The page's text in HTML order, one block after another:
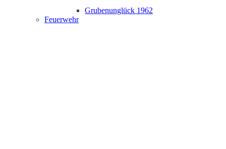
Grubenunglück 1962
Feuerwehr